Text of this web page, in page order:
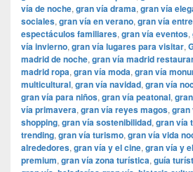
vía de noche, gran vía drama, gran vía
sociales, gran vía en verano, gran vía
espectáculos familiares, gran vía eventos,
vía invierno, gran vía lugares para visitar,
madrid de noche, gran vía madrid
madrid ropa, gran vía moda, gran vía
multicultural, gran vía navidad, gran vía
gran vía para niños, gran vía peatonal,
vía primavera, gran vía reyes magos, gran
shopping, gran vía sostenibilidad, gran vía
trending, gran vía turismo, gran vía vida
alrededores, gran vía y el cine, gran vía y
premium, gran vía zona turística, guía